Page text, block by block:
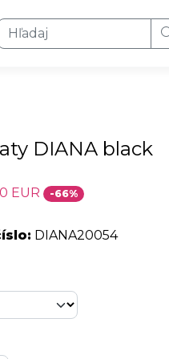
DIANA black
EUR -66%
DIANA20054